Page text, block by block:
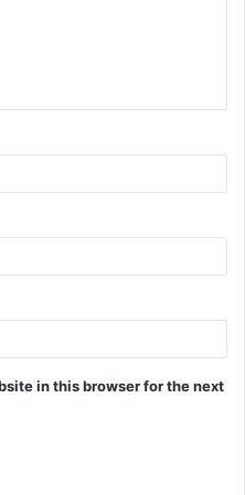
in this browser for the next